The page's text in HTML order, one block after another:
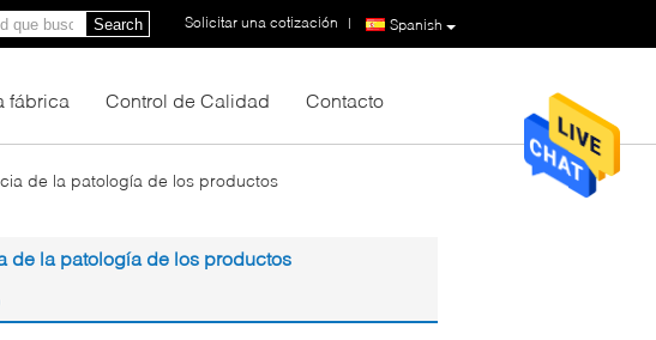
Spanish
Solicitar una cotización |
Search
fábrica Control de Calidad Contacto
de la patología de los productos
de la patología de los productos